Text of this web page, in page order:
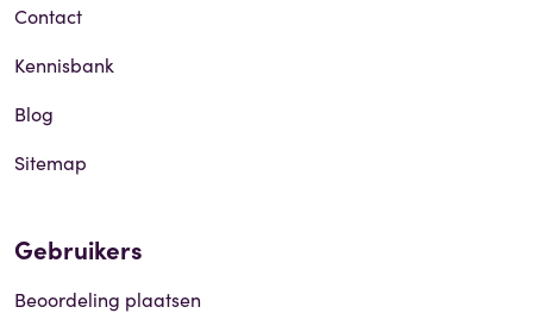
Contact
Kennisbank
Blog
Sitemap
Gebruikers
Beoordeling plaatsen